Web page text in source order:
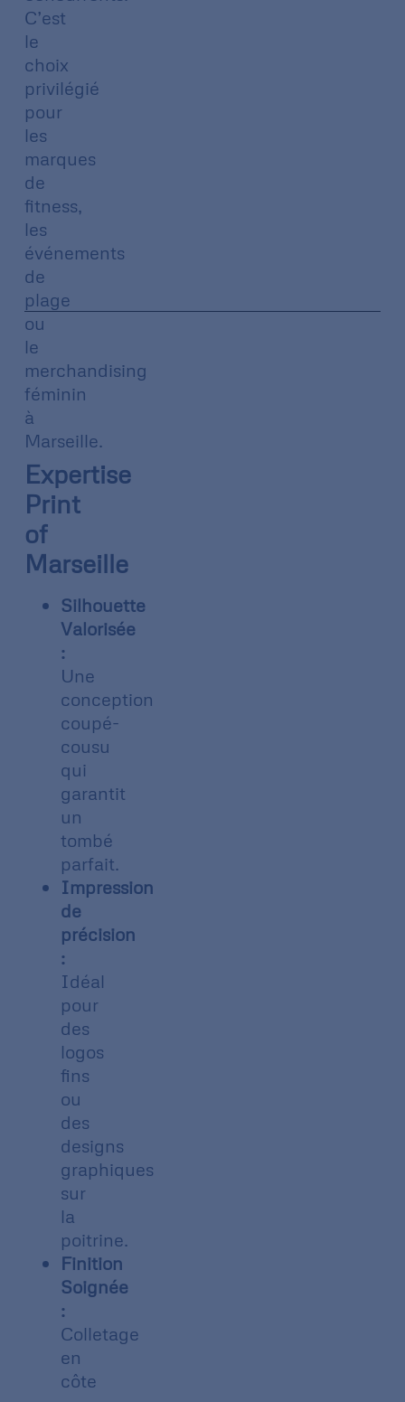
C’est
le
choix
privilégié
pour
les
marques
de
fitness,
les
événements
de
plage
ou
le
merchandising
féminin
à
Marseille.
Expertise
Print
of
Marseille
Silhouette
Valorisée
:
Une
conception
coupé-
cousu
qui
garantit
un
tombé
parfait.
Impression
de
précision
:
Idéal
pour
des
logos
fins
ou
des
designs
graphiques
sur
la
poitrine.
Finition
Soignée
:
Colletage
en
côte